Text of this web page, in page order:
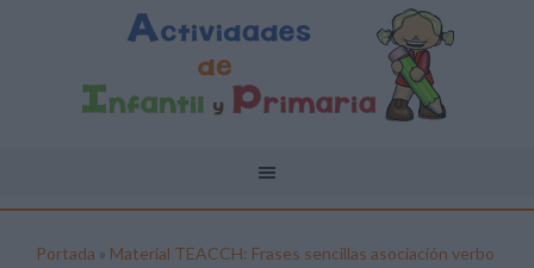
Portada » Material TEACCH: Frases sencillas asociación verbo